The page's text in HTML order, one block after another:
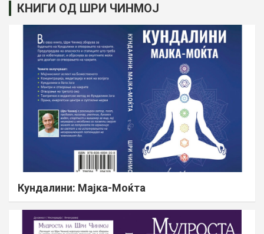
КНИГИ ОД ШРИ ЧИНМОЈ
Кундалини: Мајка-Моќта